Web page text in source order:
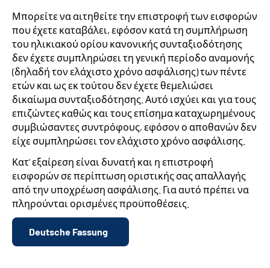
Μπορείτε να αιτηθείτε την επιστροφή των εισφορών
που έχετε καταβάλει, εφόσον κατά τη συμπλήρωση
του ηλικιακού ορίου κανονικής συνταξιοδότησης
δεν έχετε συμπληρώσει τη γενική περίοδο αναμονής
(δηλαδή τον ελάχιστο χρόνο ασφάλισης) των πέντε
ετών και ως εκ τούτου δεν έχετε θεμελιώσει
δικαίωμα συνταξιοδότησης. Αυτό ισχύει και για τους
επιζώντες καθώς και τους επίσημα καταχωρημένους
συμβιώσαντες συντρόφους, εφόσον ο αποθανών δεν
είχε συμπληρώσει τον ελάχιστο χρόνο ασφάλισης.
Κατ' εξαίρεση είναι δυνατή και η επιστροφή
εισφορών σε περίπτωση οριστικής σας απαλλαγής
από την υποχρέωση ασφάλισης. Για αυτό πρέπει να
πληρούνται ορισμένες προϋποθέσεις.
Deutsche Fassung